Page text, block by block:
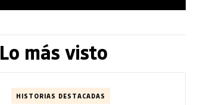
Lo más visto
HISTORIAS DESTACADAS